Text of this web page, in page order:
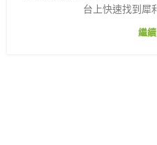
台上快速找到犀
繼